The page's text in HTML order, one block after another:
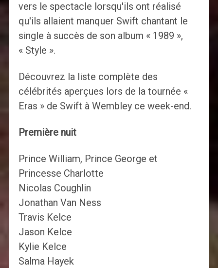
vers le spectacle lorsqu'ils ont réalisé
qu'ils allaient manquer Swift chantant le
single à succès de son album « 1989 »,
« Style ».
Découvrez la liste complète des
célébrités aperçues lors de la tournée «
Eras » de Swift à Wembley ce week-end.
Première nuit
Prince William, Prince George et
Princesse Charlotte
Nicolas Coughlin
Jonathan Van Ness
Travis Kelce
Jason Kelce
Kylie Kelce
Salma Hayek